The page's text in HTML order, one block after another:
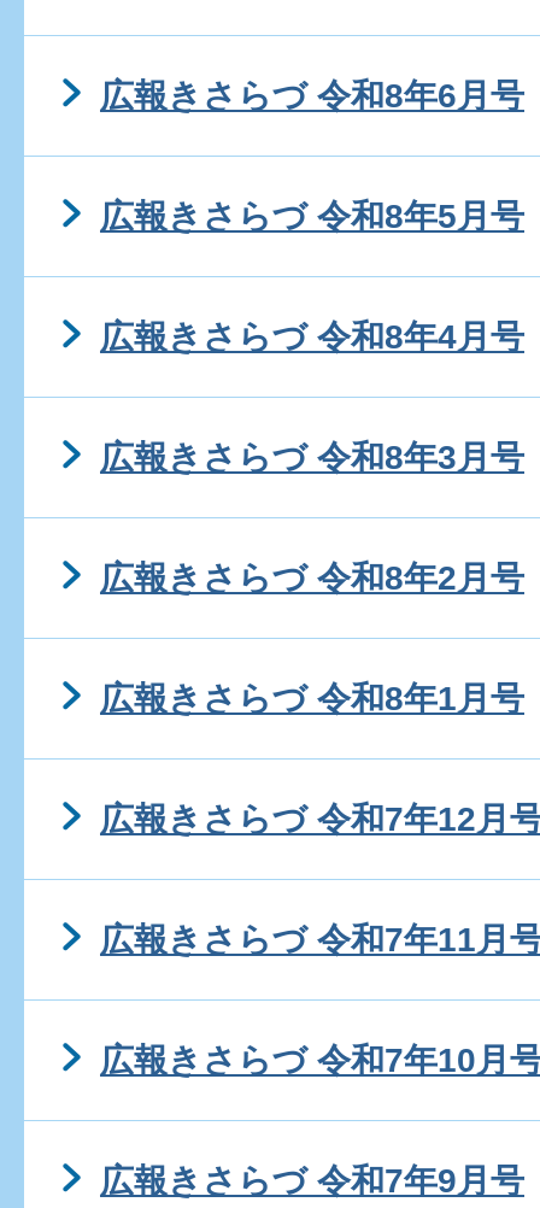
広報きさらづ 令和8年6月号
広報きさらづ 令和8年5月号
広報きさらづ 令和8年4月号
広報きさらづ 令和8年3月号
広報きさらづ 令和8年2月号
広報きさらづ 令和8年1月号
広報きさらづ 令和7年12月
広報きさらづ 令和7年11月
広報きさらづ 令和7年10月
広報きさらづ 令和7年9月号